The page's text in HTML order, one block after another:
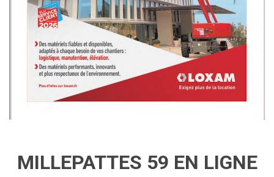
MILLEPATTES 59 EN LIGNE